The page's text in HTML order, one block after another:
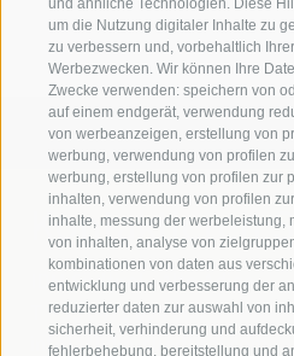
und ähnliche Technologien. Diese
um die Nutzung digitaler Inhalte zu
zu verbessern und, vorbehaltlich
Werbezwecken. Wir können Ihre
Zwecke verwenden: speichern von
auf einem endgerät, verwendung
von werbeanzeigen, erstellung von
werbung, verwendung von profilen
werbung, erstellung von profilen zur
inhalten, verwendung von profilen
inhalte, messung der werbeleistung,
von inhalten, analyse von
kombinationen von daten aus
entwicklung und verbesserung der
reduzierter daten zur auswahl von
sicherheit, verhinderung und
fehlerbehebung, bereitstellung und
Kontaktieren
IDM Südtirol - Alto Adige
+39 0471 094 000
info[at]idm-suedtirol.com